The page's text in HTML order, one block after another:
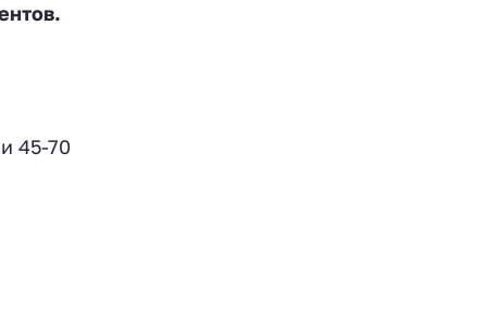
45-70